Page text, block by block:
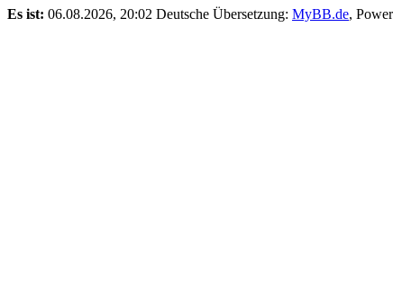
Es ist: 06.08.2026, 20:02 Deutsche Übersetzung: MyBB.de,